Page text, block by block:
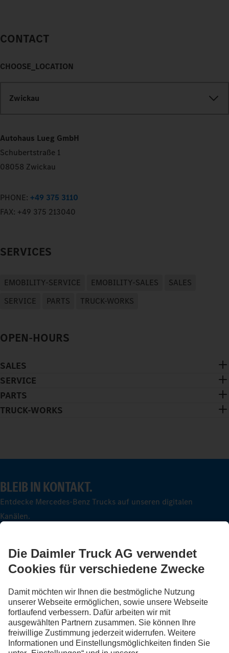
CONTACT
CHOOSE_LOCATION
Zwickau
Autohaus Lueg GmbH
Schubertstraße 1
08058 Zwickau
PHONE: +49 375 3110
FAX: +49 375 213040
SERVICES
EMOBILITY-SERVICE EMOBILITY-SALES
SALES
SERVICE
PARTS TRUCK-WORKS
OPEN-HOURS
SALES
SERVICE
PARTS
TRUCK-WORKS
BLEIB IN KONTAKT.
Entdecke Mercedes-Benz Trucks auf unseren digitalen
Kanälen.
FOLLOW THE ROADSTARS.
Tausche jetzt Erfahrungen mit anderen Truckerinnen und
Truckern aus.